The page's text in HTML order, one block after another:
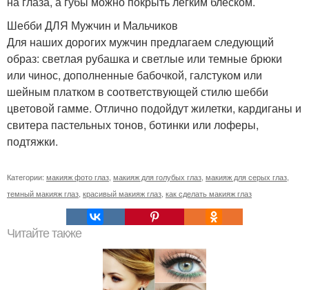
Шебби ДЛЯ Мужчин и Мальчиков
Для наших дорогих мужчин предлагаем следующий
образ: светлая рубашка и светлые или темные брюки
или чинос, дополненные бабочкой, галстуком или
шейным платком в соответствующей стилю шебби
цветовой гамме. Отлично подойдут жилетки, кардиганы и
свитера пастельных тонов, ботинки или лоферы,
подтяжки.
Категории: макияж фото глаз макияж для голубых глаз макияж для серых глаз
темный макияж глаз красивый макияж глаз как сделать макияж глаз
Читайте также